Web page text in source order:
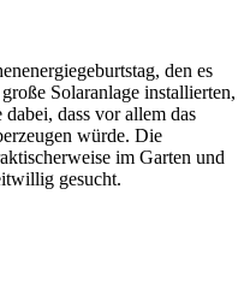
den es
Solaranlage installierten,
dass vor allem das
würde. Die
im Garten und
gesucht.